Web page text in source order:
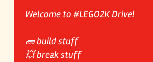
Welcome to #LEGO2KDrive!
🧱 build stuff
💥 break stuff